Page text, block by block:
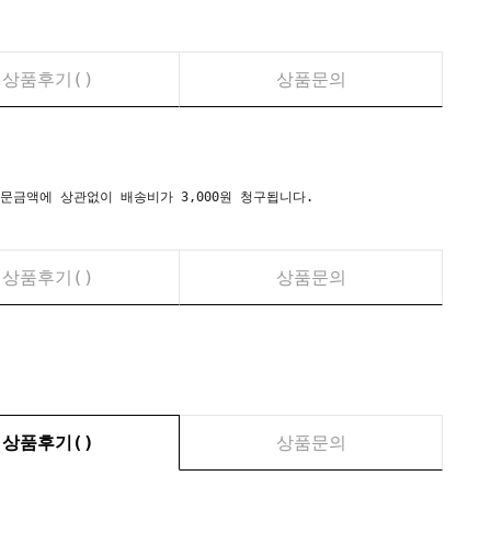
상품후기( ) 상품문의
에 상관없이 배송비가 3,000원 청구됩니다.
상품후기( ) 상품문의
상품후기( ) 상품문의